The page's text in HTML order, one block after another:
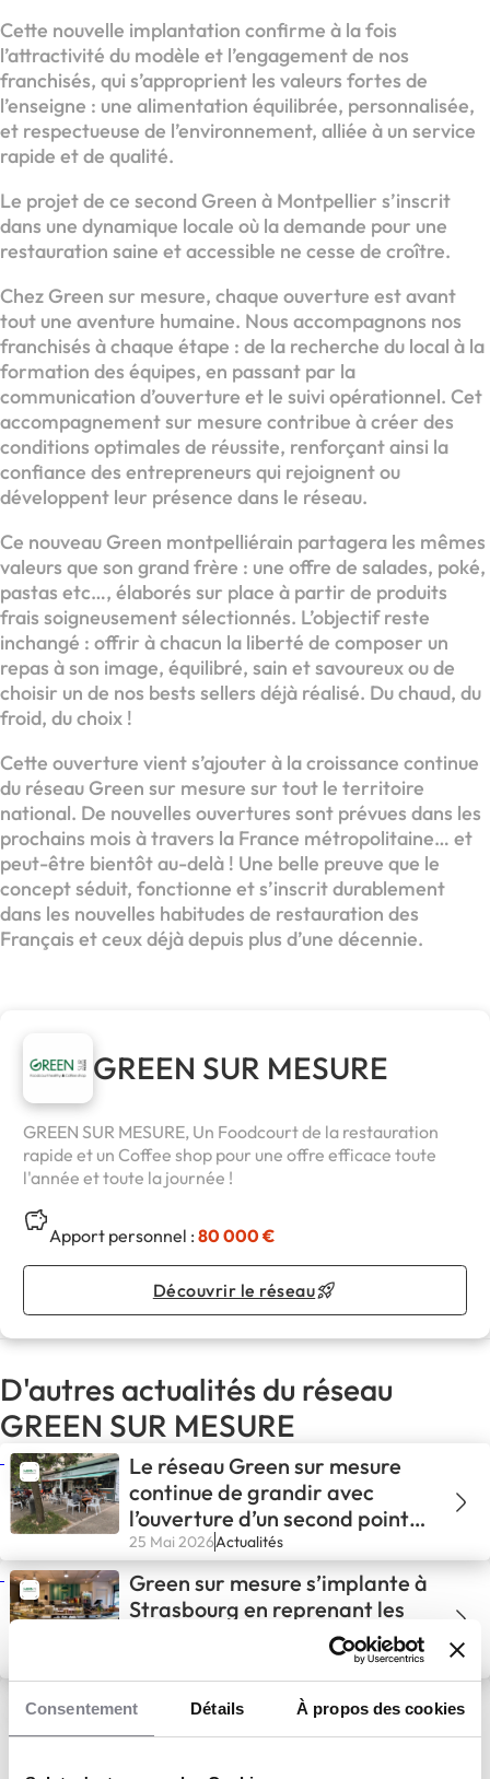
Consentement Détails À propos des cookies
Cette nouvelle implantation confirme à la fois
l’attractivité du modèle et l’engagement de nos
franchisés, qui s’approprient les valeurs fortes de
l’enseigne : une alimentation équilibrée, personnalisée,
et respectueuse de l’environnement, alliée à un service
rapide et de qualité.
Le projet de ce second Green à Montpellier s’inscrit
dans une dynamique locale où la demande pour une
restauration saine et accessible ne cesse de croître.
Chez Green sur mesure, chaque ouverture est avant
tout une aventure humaine. Nous accompagnons nos
franchisés à chaque étape : de la recherche du local à la
formation des équipes, en passant par la
communication d’ouverture et le suivi opérationnel. Cet
accompagnement sur mesure contribue à créer des
conditions optimales de réussite, renforçant ainsi la
confiance des entrepreneurs qui rejoignent ou
développent leur présence dans le réseau.
Ce nouveau Green montpelliérain partagera les mêmes
valeurs que son grand frère : une offre de salades, poké,
pastas etc…, élaborés sur place à partir de produits
frais soigneusement sélectionnés. L’objectif reste
inchangé : offrir à chacun la liberté de composer un
repas à son image, équilibré, sain et savoureux ou de
choisir un de nos bests sellers déjà réalisé. Du chaud, du
froid, du choix !
Cette ouverture vient s’ajouter à la croissance continue
du réseau Green sur mesure sur tout le territoire
national. De nouvelles ouvertures sont prévues dans les
prochains mois à travers la France métropolitaine… et
peut-être bientôt au-delà ! Une belle preuve que le
concept séduit, fonctionne et s’inscrit durablement
dans les nouvelles habitudes de restauration des
Français et ceux déjà depuis plus d’une décennie.
GREEN SUR MESURE
GREEN SUR MESURE, Un Foodcourt de la restauration
rapide et un Coffee shop pour une offre efficace toute
l'année et toute la journée !
Apport personnel :80 000 €
Découvrir le réseau
D'autres actualités du réseau
GREEN SUR MESURE
Le réseau Green sur mesure
continue de grandir avec
l’ouverture d’un second point
de vente à Montpellier
25 Mai 2026Actualités
Green sur mesure s’implante à
Strasbourg en reprenant les
cinq restaurants la Petite
Le Grand Jeu de Noël Green
sur Mesure : une opération